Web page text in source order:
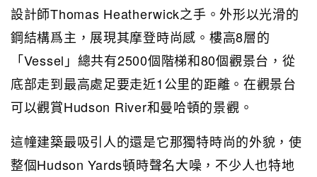
設計師Thomas Heatherwick之手。外形以光滑的
鋼結構爲主，展現其摩登時尚感。樓高8層的
「Vessel」總共有2500個階梯和80個觀景台，從
底部走到最高處足要走近1公里的距離。在觀景台
可以觀賞Hudson River和曼哈頓的景觀。
這幢建築最吸引人的還是它那獨特時尚的外貌，使
整個Hudson Yards頓時聲名大噪，不少人也特地